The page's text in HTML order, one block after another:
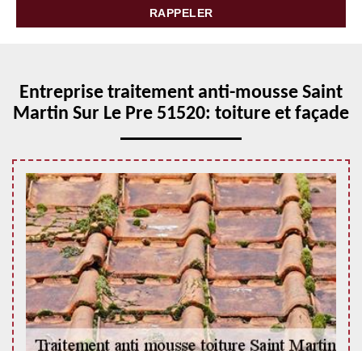
Entreprise traitement anti-mousse Saint
Martin Sur Le Pre 51520: toiture et façade